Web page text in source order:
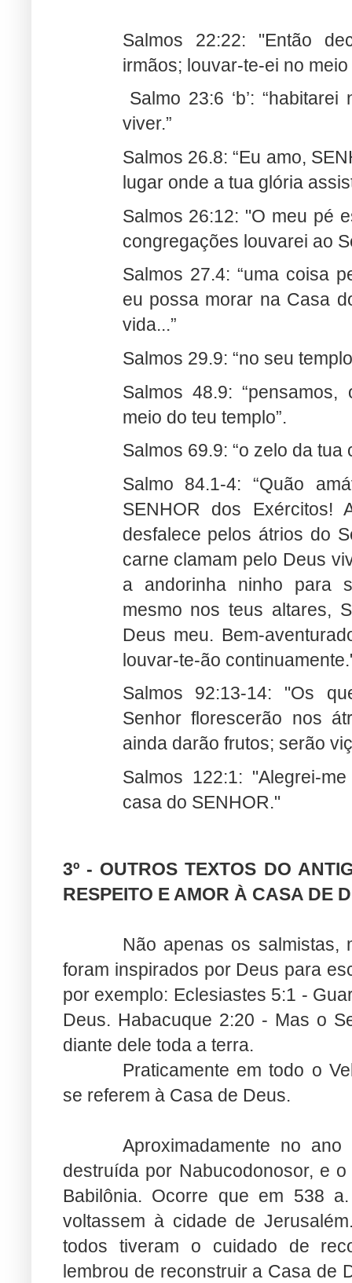
Salmos 22:22: "Então
irmãos; louvar-te-ei no
Salmo 23:6 ‘b’:
viver.”
Salmos 26.8: “Eu amo,
lugar onde a tua glória
Salmos 26:12: "O meu pé
congregações louvarei ao
Salmos 27.4: “uma coisa
eu possa morar na Casa
vida...”
Salmos 29.9: “no seu
Salmos 48.9:
meio do teu templo”.
Salmos 69.9: “o zelo da tua
Salmo 84.1-4: “Quão
SENHOR dos Exércitos!
desfalece pelos átrios do
carne clamam pelo Deus
a andorinha ninho para
mesmo nos teus altares,
Deus meu. Bem-
louvar-te-ão
Salmos 92:13-14: "Os
Senhor florescerão nos
ainda darão frutos; serão
Salmos 122:1: "Alegrei-
casa do SENHOR."
3º - OUTROS TEXTOS DO
RESPEITO E AMOR À CASA DE
Não apenas os salmistas,
foram inspirados por Deus para
por exemplo: Eclesiastes 5:1 -
Deus. Habacuque 2:20 - Mas o
diante dele toda a terra.
Praticamente em todo o
se referem à Casa de Deus.
Aproximadamente no
destruída por Nabucodonosor, e
Babilônia. Ocorre que em 538
voltassem à cidade de
todos tiveram o cuidado de
lembrou de reconstruir a Casa de